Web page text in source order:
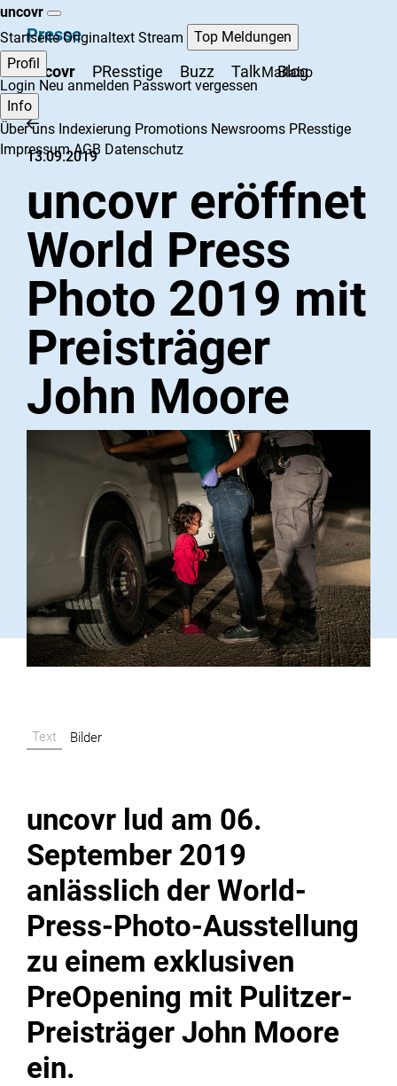
uncovr
Startseite Originaltext Stream
Top Meldungen
Profil
Login Neu anmelden Passwort vergessen
Mailabo
Info
Über uns Indexierung Promotions Newsrooms PResstige
Impressum AGB Datenschutz
Presse
uncovr PResstige Buzz Talk Blog
13.09.2019
uncovr eröffnet
World Press
Photo 2019 mit
Preisträger
John Moore
Text Bilder
uncovr lud am 06.
September 2019
anlässlich der World-
Press-Photo-Ausstellung
zu einem exklusiven
PreOpening mit Pulitzer-
Preisträger John Moore
ein.